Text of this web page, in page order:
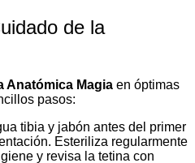
de la
Anatómica Magia en óptimas
pasos:
tibia y jabón antes del primer
Esteriliza regularmente
y revisa la tetina con